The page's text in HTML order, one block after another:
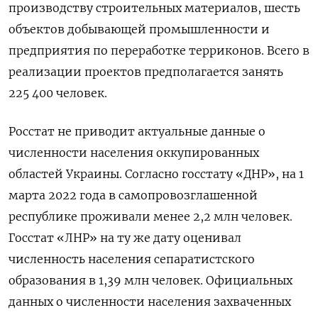
производству строительных материалов, шесть
объектов добывающей промышленности и
предприятия по переработке терриконов. Всего в
реализации проектов предполагается занять
225 400 человек.
Росстат не приводит актуальные данные о
численности населения оккупированных
областей Украины. Согласно госстату «ДНР», на 1
марта 2022 года в самопровозглашенной
республике проживали менее 2,2 млн человек.
Госстат «ЛНР» на ту же дату оценивал
численность населения сепаратистского
образования в 1,39 млн человек. Официальных
данных о численности населения захваченных